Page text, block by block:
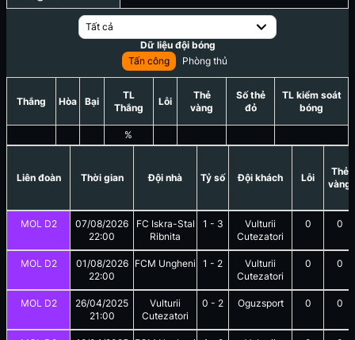
Tất cả
Dữ liệu đội bóng
Tấn công
Phòng thủ
Thắng Hòa Bại
TL
Thắng
%
Lỗi
Thẻ
vàng
Số thẻ
đỏ
TL kiểm soát
bóng
Liên đoàn Thời gian Đội nhà Tỷ số Đội khách Lỗi
Thẻ
vàng
MOL D2
07/08/2026
22:00
FC Iskra-Stal
Ribnita
1 - 3
Vulturii
Cutezatori
0 0
MOL D2
01/08/2026
22:00
FCM Ungheni 1 - 2
Vulturii
Cutezatori
0 0
MOL D2
26/04/2025
21:00
Vulturii
Cutezatori
0 - 2 Oguzsport 0 0